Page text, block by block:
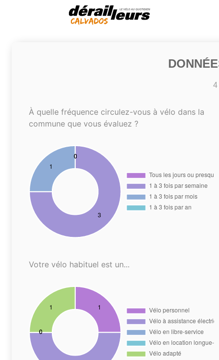
4
À quelle fréquence circulez-vous à vélo dans la
commune que vous évaluez ?
Votre vélo habituel est un...